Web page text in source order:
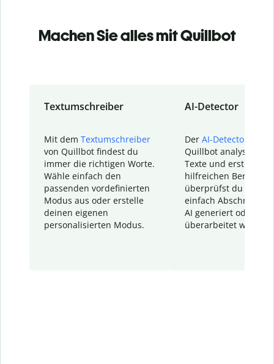
Machen Sie alles mit Quillbot
Textumschreiber
Mit dem Textumschreiber
von Quillbot findest du
immer die richtigen Worte.
Wähle einfach den
passenden vordefinierten
Modus aus oder erstelle
deinen eigenen
personalisierten Modus.
AI-Detector
Der AI-Detector
Quillbot analysiert
Texte und erstellt
hilfreichen Bericht.
überprüfst du
einfach Abschnitte,
AI generiert oder
überarbeitet wurden.